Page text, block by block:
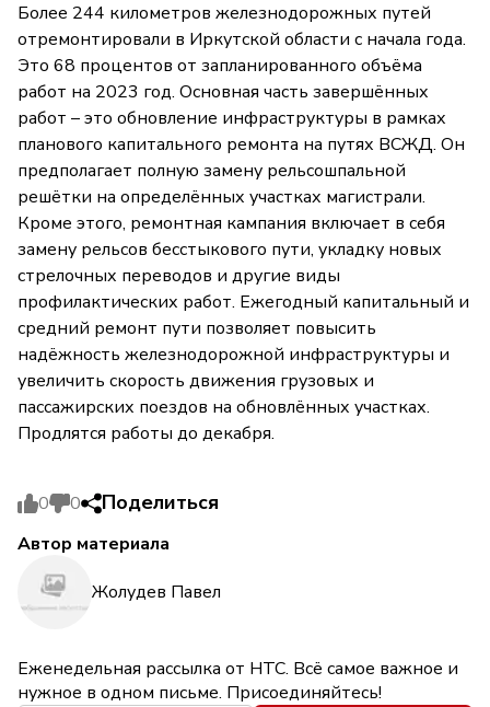
Более 244 километров железнодорожных путей
отремонтировали в Иркутской области с начала года.
Это 68 процентов от запланированного объёма
работ на 2023 год. Основная часть завершённых
работ – это обновление инфраструктуры в рамках
планового капитального ремонта на путях ВСЖД. Он
предполагает полную замену рельсошпальной
решётки на определённых участках магистрали.
Кроме этого, ремонтная кампания включает в себя
замену рельсов бесстыкового пути, укладку новых
стрелочных переводов и другие виды
профилактических работ. Ежегодный капитальный и
средний ремонт пути позволяет повысить
надёжность железнодорожной инфраструктуры и
увеличить скорость движения грузовых и
пассажирских поездов на обновлённых участках.
Продлятся работы до декабря.
0 0 Поделиться
Автор материала
Жолудев Павел
Еженедельная рассылка от НТС. Всё самое важное и
нужное в одном письме. Присоединяйтесь!